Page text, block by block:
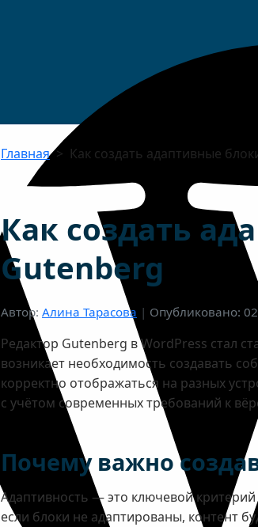
Главная> Как создать адаптивные
Как создать
Gutenberg
Автор: Алина Тарасова | Опубликовано:
Редактор Gutenberg в WordPress стал
возникает необходимость создавать
корректно отображаться на разных
с учётом современных требований к
Почему важно
Адаптивность — это ключевой критерий
если блоки не адаптированы, контент